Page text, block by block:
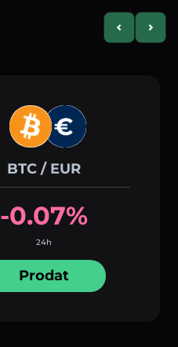
PreviousNext
BTC / EUR
-0.07%
24h
Prodat